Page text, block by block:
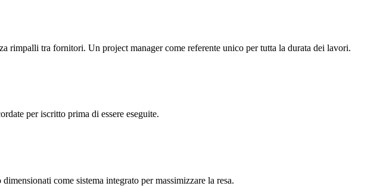
rimpalli tra fornitori. Un project manager come referente unico per tutta la durata dei lavori.
per iscritto prima di essere eseguite.
come sistema integrato per massimizzare la resa.